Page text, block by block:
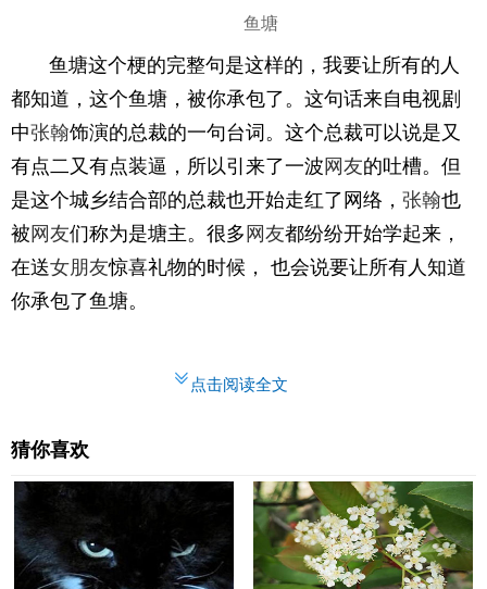
鱼塘
鱼塘这个梗的完整句是这样的，我要让所有的人
都知道，这个鱼塘，被你承包了。这句话来自电视剧
中张翰饰演的总裁的一句台词。这个总裁可以说是又
有点二又有点装逼，所以引来了一波 网友的吐槽。但
是这个城乡结合部的总裁也开始走红了网络， 张翰也
被 网友们称为是塘主。很多 网友都纷纷开始学起来，
在送女朋友惊喜礼物的时候， 也会说要让所有人知道
你承包了鱼塘。
点击阅读全文
猜你喜欢